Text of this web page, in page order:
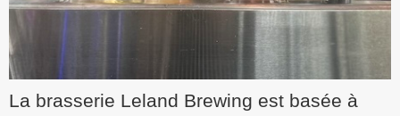
La brasserie Leland Brewing est basée à